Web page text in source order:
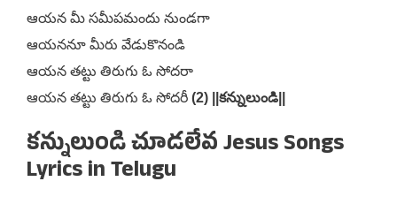
ఆయన మీ సమీపమందు నుండగా
ఆయననూ మీరు వేడుకొనండి
ఆయన తట్టు తిరుగు ఓ సోదరా
ఆయన తట్టు తిరుగు ఓ సోదరీ (2) ||కన్నులుండి||
కన్నులుండి చూడలేవ Jesus Songs
Lyrics in Telugu